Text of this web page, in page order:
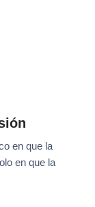
en que la
en que la